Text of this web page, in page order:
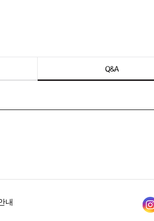
Q&A
내